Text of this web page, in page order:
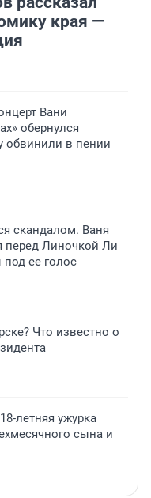
края —
Вани
обернулся
обвинили в пении
скандалом. Ваня
перед Линочкой Ли
ее голос
Что известно о
летняя ужурка
сына и